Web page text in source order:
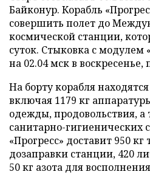
Байконур. Корабль
совершить полет до
космической станции,
суток. Стыковка с модулем
на 02.04 мск в воскресенье,
На борту корабля находятся
включая 1179 кг
одежды, продовольствия,
санитарно-гигиенических
«Прогресс» доставит 950
дозаправки станции, 420
50 кг азота для